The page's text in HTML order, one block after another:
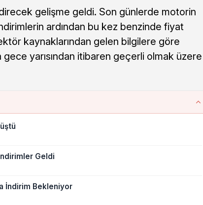
gelişme geldi. Son günlerde motorin
ardından bu kez benzinde fiyat
kaynaklarından gelen bilgilere göre
gece yarısından itibaren geçerli olmak üzere
Geldi
İndirim Bekleniyor